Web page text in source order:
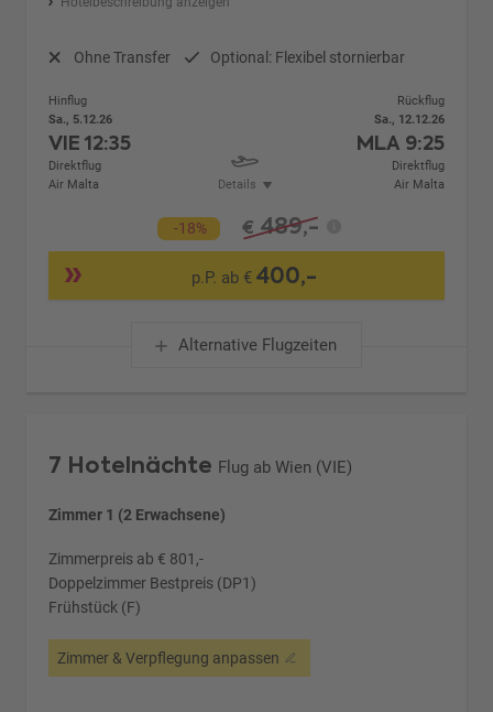
Ohne Transfer Optional: Flexibel stornierbar
Hinflug
Sa., 5.12.26
VIE12:35
Direktflug
Air Malta
Details
Rückflug
Sa., 12.12.26
MLA 9:25
Direktflug
Air Malta
-18% € 489,-
p.P. ab €400,-
Alternative Flugzeiten
7 Hotelnächte Flug ab Wien (VIE)
Zimmer 1 (2 Erwachsene)
Zimmerpreis ab € 801,-
Doppelzimmer Bestpreis (DP1)
Frühstück (F)
Zimmer & Verpflegung anpassen